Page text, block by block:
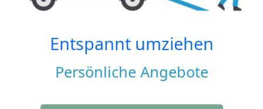
Entspannt umziehen
Persönliche Angebote